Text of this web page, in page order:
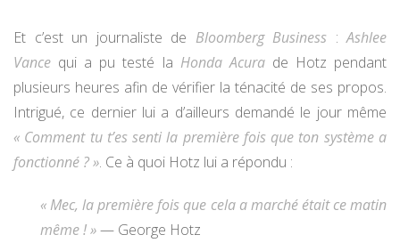
Et c’est un journaliste de Bloomberg Business :Ashlee
Vance qui a pu testé la Honda Acurade Hotz pendant
plusieurs heures afin de vérifier la ténacité de ses propos.
Intrigué, ce dernier lui a d’ailleurs demandé le jour même
« Comment tu t’es senti la première fois que ton système a
fonctionné ? ». Ce à quoi Hotz lui a répondu :
« Mec, la première fois que cela a marché était ce matin
même ! »— George Hotz